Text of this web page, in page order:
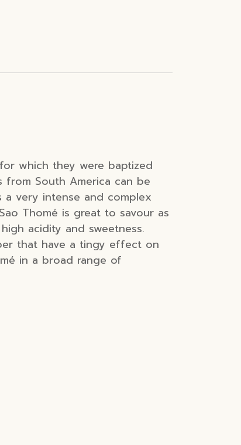
which they were baptized
South America can be
very intense and complex
Thomé is great to savour as
acidity and sweetness.
that have a tingy effect on
in a broad range of